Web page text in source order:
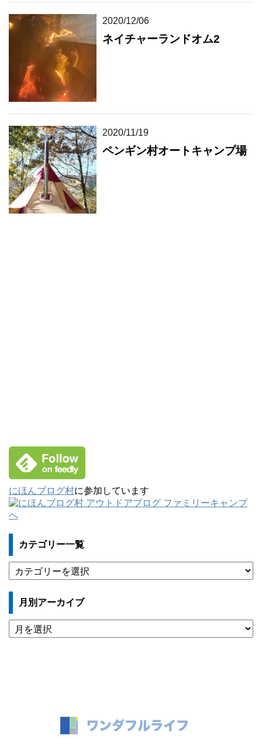
2020/12/06
ネイチャーランドオム2
2020/11/19
ペンギン村オートキャンプ場
にほんブログ村に参加しています
カテゴリー一覧
テ
ゴ
ー
一
覧
月別アーカイブ
月
別